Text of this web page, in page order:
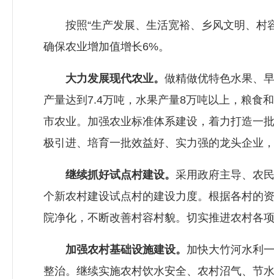
按照“生产发展、生活宽裕、乡风文明、村
确保农业增加值增长6%。
大力发展现代农业。 做精做优特色水果、
产量达到7.4万吨，水果产量8万吨以上，粮食
市农业。加强农业标准体系建设，着力打造一
极引进、培育一批效益好、实力强的龙头企业
继续抓好试点村建设。 采用政府主导、农
个新农村建设试点村的建设力度。根据各村的
院净化，不断改善村容村貌。切实推进农村各
加强农村基础设施建设。 加快大竹河水利
整治。继续实施农村饮水安全、农村沼气、节